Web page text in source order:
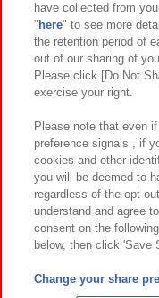
関連会社 サ
プライバシーポリシー
お取引先さまと
カスタマーハラスメント
have collected from
" here" to see more
the retention period of
out of our sharing of
Please click [Do Not
exercise your right.
Please note that even
preference signals , if
cookies and other
you will be deemed to
regardless of the opt-
understand and agree
consent on the
below, then click 'Save
Change your share